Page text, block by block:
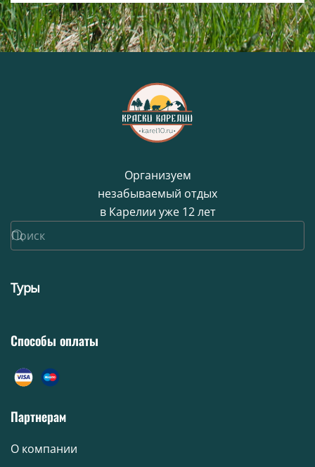
Организуем
незабываемый отдых
в Карелии уже 12 лет
Туры
Способы оплаты
Партнерам
О компании